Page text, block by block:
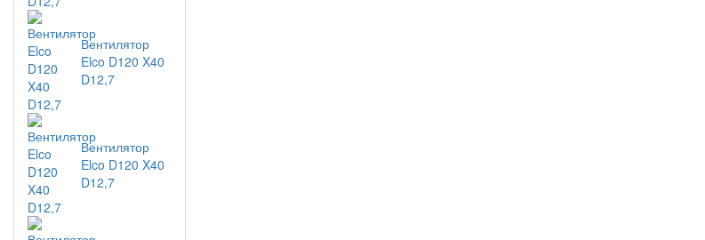
Вентилятор
Elco D120 X40
D12,7
Вентилятор
Elco D120 X40
D12,7